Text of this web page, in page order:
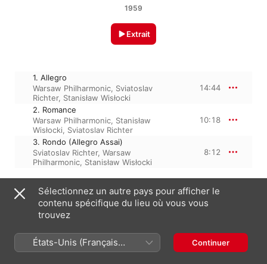
1959
Extrait
1. Allegro
Warsaw Philharmonic, Sviatoslav
Richter, Stanisław Wisłocki
14:44
2. Romance
Warsaw Philharmonic, Stanisław
Wisłocki, Sviatoslav Richter
10:18
3. Rondo (Allegro Assai)
Sviatoslav Richter, Warsaw
Philharmonic, Stanisław Wisłocki
8:12
1 janvier 2001
3 morceaux, 33 minutes
℗ This Compilation 2001 Deutsche Grammophon GmbH,
Sélectionnez un autre pays pour afficher le
contenu spécifique du lieu où vous vous
trouvez
États-Unis (Français
France)
Continuer